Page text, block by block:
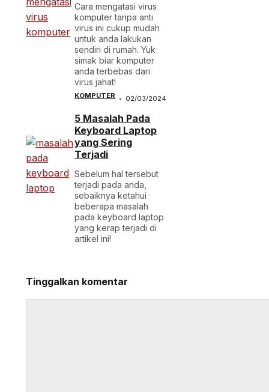
Cara mengatasi virus
komputer tanpa anti
virus ini cukup mudah
untuk anda lakukan
sendiri di rumah. Yuk
simak biar komputer
anda terbebas dari
virus jahat!
KOMPUTER 02/03/2024
5 Masalah Pada
Keyboard Laptop
yang Sering
Terjadi
Sebelum hal tersebut
terjadi pada anda,
sebaiknya ketahui
beberapa masalah
pada keyboard laptop
yang kerap terjadi di
artikel ini!
Tinggalkan komentar